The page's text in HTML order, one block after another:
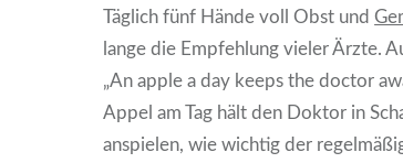
Täglich fünf Hände voll Obst und
lange die Empfehlung vieler Ärzte.
„An apple a day keeps the doctor
Appel am Tag hält den Doktor in
anspielen, wie wichtig der